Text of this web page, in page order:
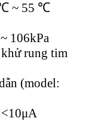
℃ ~ 55 ℃
106kPa
khử rung tim
(model: